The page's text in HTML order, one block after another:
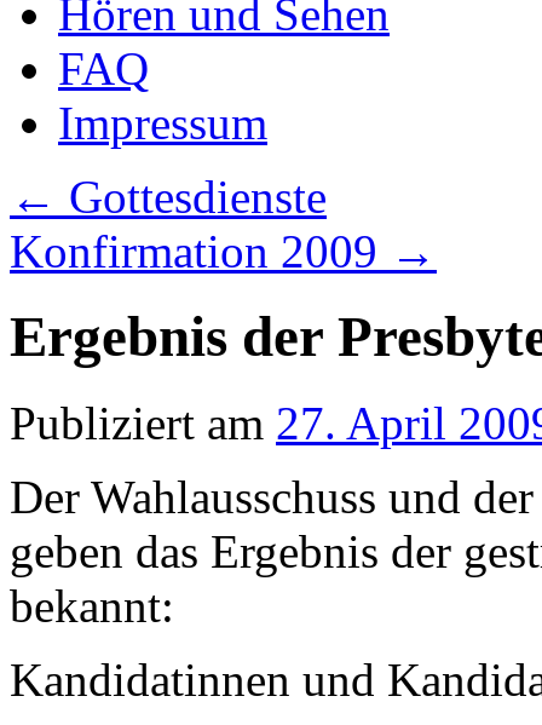
Hören und Sehen
FAQ
Impressum
← Gottesdienste
Konfirmation 2009 →
Ergebnis der
Publiziert am 27. April
Der Wahlausschuss und
geben das Ergebnis der
bekannt:
Kandidatinnen und